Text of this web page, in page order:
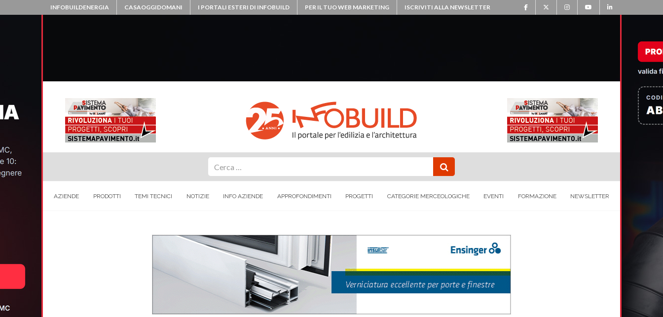
INFOBUILDENERGIA CASAOGGIDOMANI I PORTALI ESTERI DI INFOBUILD PER IL TUO WEB MARKETING ISCRIVITI ALLA NEWSLETTER
AZIENDE PRODOTTI TEMI TECNICI NOTIZIE INFO AZIENDE APPROFONDIMENTI PROGETTI CATEGORIE MERCEOLOGICHE EVENTI FORMAZIONE NEWSLETTER